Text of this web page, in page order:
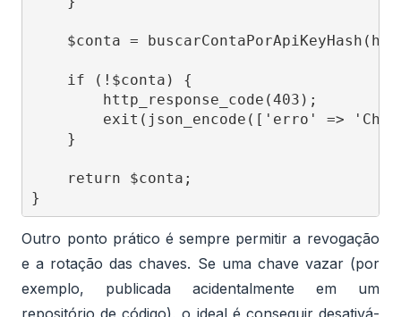
$conta =
    if (!$conta) {
        http_response_code(403);
exit(json_encode(['erro' =>
    }
    return $conta;
Outro ponto prático é sempre permitir a revogação
e a rotação das chaves. Se uma chave vazar (por
exemplo, publicada acidentalmente em um